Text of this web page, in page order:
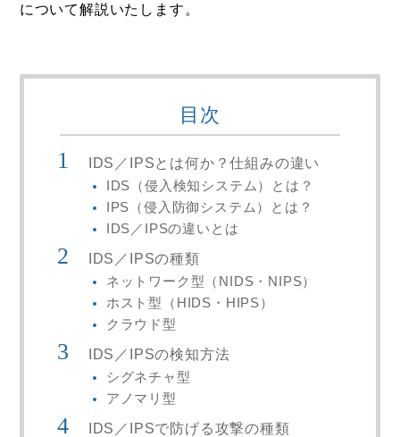
について解説いたします。
目次
IDS／IPSとは何か？仕組みの違い
IDS（侵入検知システム）とは？
IPS（侵入防御システム）とは？
IDS／IPSの違いとは
IDS／IPSの種類
ネットワーク型（NIDS・NIPS）
ホスト型（HIDS・HIPS）
クラウド型
IDS／IPSの検知方法
シグネチャ型
アノマリ型
IDS／IPSで防げる攻撃の種類